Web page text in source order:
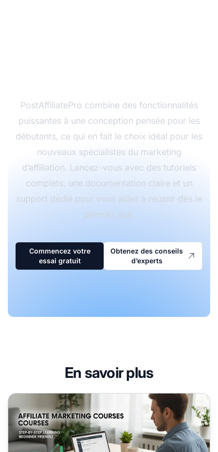
PostAffiliatePro combine des fonctionnalités
puissantes à une conception pensée pour les
débutants, ce qui en fait le choix idéal pour les
nouveaux spécialistes du marketing
d’affiliation. Lancez-vous avec des tutoriels
complets, une documentation claire et un
support dédié pour vous aider à réussir dès le
premier jour.
Commencez votre
essai gratuit
Obtenez des conseils
d’experts
En savoir plus
Les formations en marketing d’affiliation conviennent-